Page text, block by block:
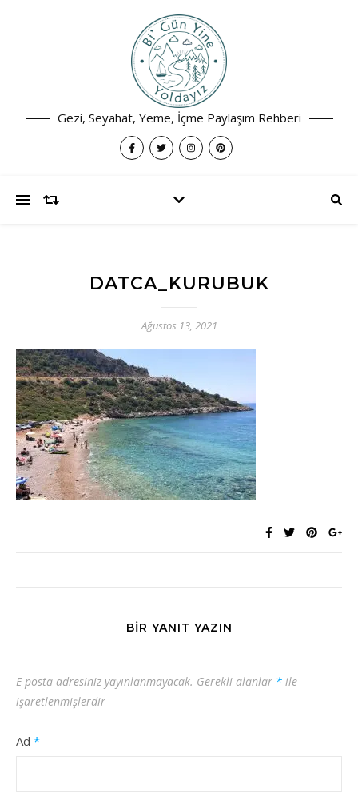
Gezi, Seyahat, Yeme, İçme Paylaşım Rehberi
DATCA_KURUBUK
Ağustos 13, 2021
BIR YANIT YAZIN
E-posta adresiniz yayınlanmayacak. Gerekli alanlar * ile
işaretlenmişlerdir
Ad *